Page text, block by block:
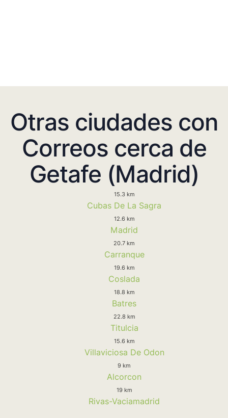
Otras ciudades con
Correos cerca de
Getafe (Madrid)
15.3 km
Cubas De La Sagra
12.6 km
Madrid
20.7 km
Carranque
19.6 km
Coslada
18.8 km
Batres
22.8 km
Titulcia
15.6 km
Villaviciosa De Odon
9 km
Alcorcon
19 km
Rivas-Vaciamadrid